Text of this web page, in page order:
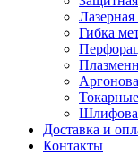
Лазерная
Гибка
Доставка и
Контакты